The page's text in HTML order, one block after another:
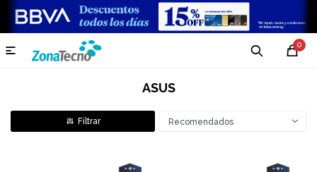
0

ASUS
Recomendados